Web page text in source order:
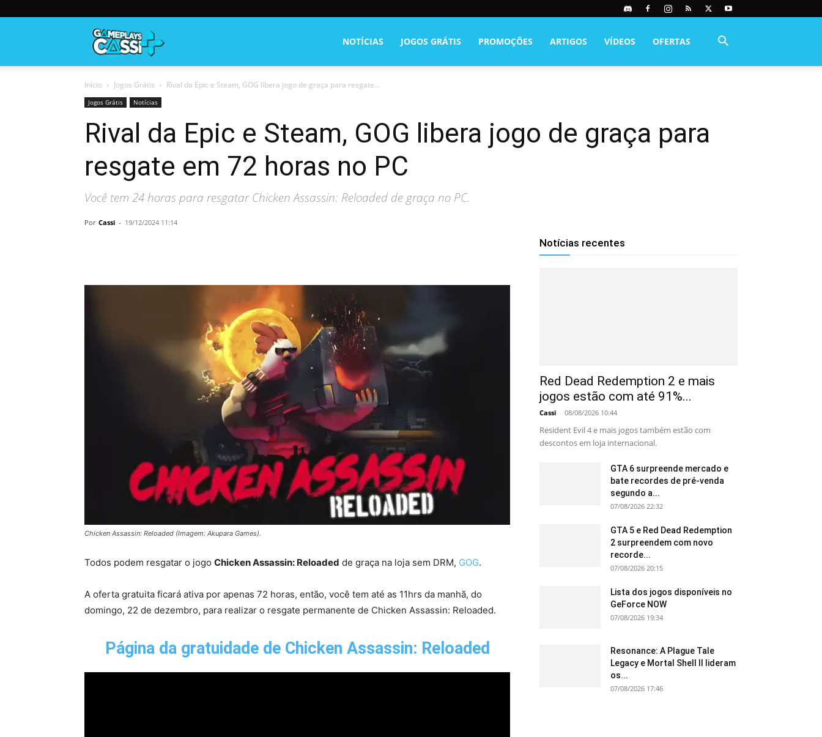
NOTÍCIAS JOGOS GRÁTIS PROMOÇÕES ARTIGOS VÍDEOS OFERTAS
Início Jogos Grátis Rival da Epic e Steam, GOG libera jogo de graça para resgate...
Jogos Grátis Notícias
Rival da Epic e Steam, GOG libera jogo de graça para
resgate em 72 horas no PC
Você tem 24 horas para resgatar Chicken Assassin: Reloaded de graça no PC.
Por Cassi - 19/12/2024 11:14
Chicken Assassin: Reloaded (Imagem: Akupara Games).
Todos podem resgatar o jogo Chicken Assassin: Reloaded de graça na loja sem DRM, GOG.
A oferta gratuita ficará ativa por apenas 72 horas, então, você tem até as 11hrs da manhã, do
domingo, 22 de dezembro, para realizar o resgate permanente de Chicken Assassin: Reloaded.
Página da gratuidade de Chicken Assassin: Reloaded
Notícias recentes
Red Dead Redemption 2 e mais
jogos estão com até 91%...
Cassi - 08/08/2026 10:44
Resident Evil 4 e mais jogos também estão com
descontos em loja internacional.
GTA 6 surpreende mercado e
bate recordes de pré-venda
segundo a...
07/08/2026 22:32
GTA 5 e Red Dead Redemption
2 surpreendem com novo
recorde...
07/08/2026 20:15
Lista dos jogos disponíveis no
GeForce NOW
07/08/2026 19:34
Resonance: A Plague Tale
Legacy e Mortal Shell II lideram
os...
07/08/2026 17:46